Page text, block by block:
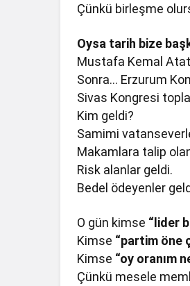
Çünkü birleşme
Oysa tarih bize
Mustafa Kemal
Sonra… Erzurum
Sivas Kongresi
Kim geldi?
Samimi
Makamlara talip
Risk alanlar geldi.
Bedel ödeyenler
O gün kimse “lider
Kimse “partim öne
Kimse “oy oranım
Çünkü mesele